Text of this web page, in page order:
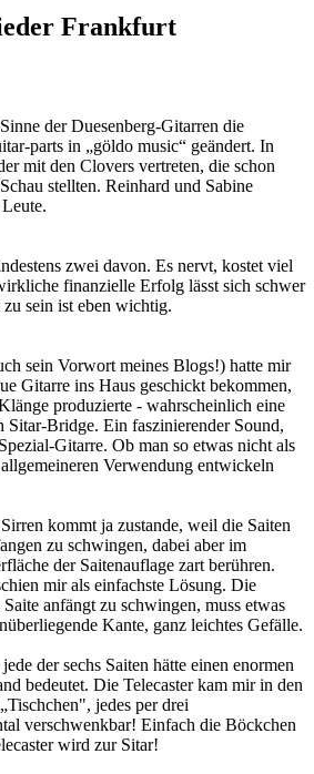
Frankfurt
der Duesenberg-Gitarren die
parts in „göldo music“ geändert. In
mit den Clovers vertreten, die schon
stellten. Reinhard und Sabine
zwei davon. Es nervt, kostet viel
finanzielle Erfolg lässt sich schwer
zu sein ist eben wichtig.
sein Vorwort meines Blogs!) hatte mir
Gitarre ins Haus geschickt bekommen,
produzierte - wahrscheinlich eine
Sitar-Bridge. Ein faszinierender Sound,
Gitarre. Ob man so etwas nicht als
Verwendung entwickeln
kommt ja zustande, weil die Saiten
zu schwingen, dabei aber im
der Saitenauflage zart berühren.
mir als einfachste Lösung. Die
anfängt zu schwingen, muss etwas
Kante, ganz leichtes Gefälle.
der sechs Saiten hätte einen enormen
bedeutet. Die Telecaster kam mir in den
jedes per drei
verschwenkbar! Einfach die Böckchen
wird zur Sitar!